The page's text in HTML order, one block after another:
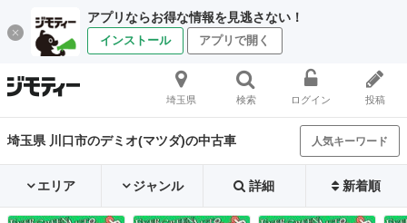
アプリならお得な情報を見逃さない！
インストール アプリで開く
埼玉県 検索 ログイン 投稿
埼玉県 川口市のデミオ(マツダ)の中古車 人気キーワード
エリア ジャンル 詳細 新着順